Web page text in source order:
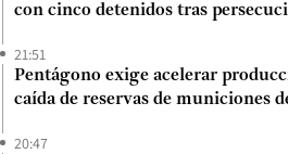
con cinco detenidos tras
21:51
Pentágono exige acelerar
caída de reservas de municiones
20:47